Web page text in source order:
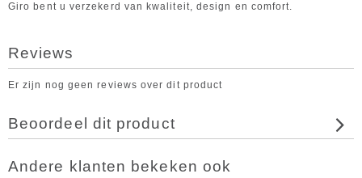
Giro bent u verzekerd van kwaliteit, design en comfort.
Reviews
Er zijn nog geen reviews over dit product
Beoordeel dit product
Andere klanten bekeken ook